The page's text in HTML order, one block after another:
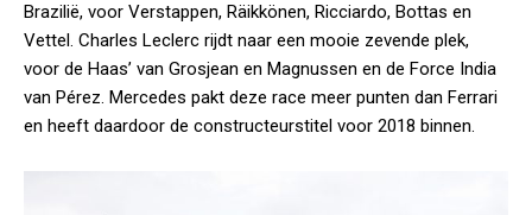
Brazilië, voor Verstappen, Räikkönen, Ricciardo, Bottas en
Vettel. Charles Leclerc rijdt naar een mooie zevende plek,
voor de Haas’ van Grosjean en Magnussen en de Force India
van Pérez. Mercedes pakt deze race meer punten dan Ferrari
en heeft daardoor de constructeurstitel voor 2018 binnen.